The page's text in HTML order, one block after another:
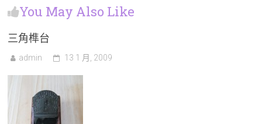
You May Also Like
三角榫台
admin 13 1 月, 2009